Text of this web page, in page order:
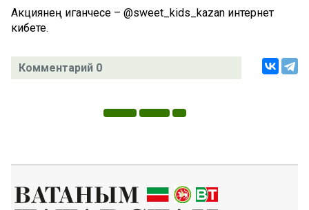
Акциянең иганәчесе – @sweet_kids_kazan интернет
кибете.
Комментарий 0